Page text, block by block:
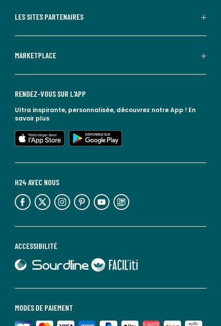
LES SITES PARTENAIRES
MARKETPLACE
MODES DE PAIEMENT
ACCESSIBILITÉ
lien vers Faciliti
H24 AVEC NOUS
lien vers l'espace réseaux sociaux lien vers l'espace réseaux sociaux lien vers l'espace réseaux sociaux lien vers l'espace réseaux sociaux lien vers l'espace réseaux sociaux lien vers le blog la redoute
RENDEZ-VOUS SUR L'APP
Ultra inspirante, personnalisée, découvrez notre App ! En
savoir plus
lien vers l'app store
lien vers google play